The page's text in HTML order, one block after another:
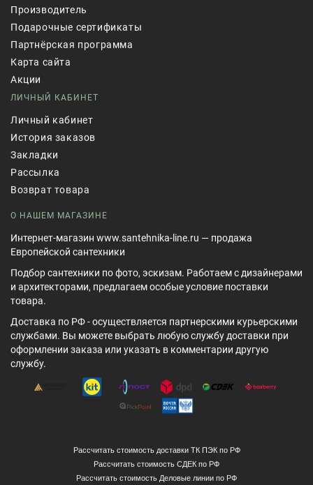
Производитель
Подарочные сертификаты
Партнёрская программа
Карта сайта
Акции
ЛИЧНЫЙ КАБИНЕТ
Личный кабинет
История заказов
Закладки
Рассылка
Возврат товара
О НАШЕМ МАГАЗИНЕ
Интернет-магазин www.santehnika-line.ru — продажа
Европейской сантехники
Подбор сантехники по фото, эскизам. Работаем с дизайнерами
и архитекторами, предлагаем особые условие поставки
товара.
Доставка по РФ - осуществляется партнерскими курьерскими
службами. Вы можете выбрать любую службу доставки при
оформлении заказа или указать в комментарии другую
службу.
Рассчитать стоимость доставки ТК ПЭК по РФ
Рассчитать стоимость СДЕК по РФ
Рассчитать стоимость Деловые линии по РФ